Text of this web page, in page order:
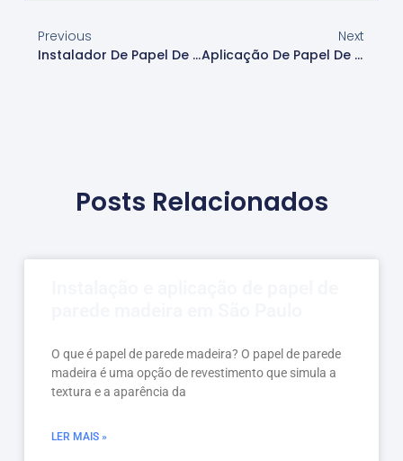
Previous
Instalador De Papel De Parede Tijolinho Em Empreendimentos De Santana De Parnaíba
Next
Aplicação De Papel De Parede Tijolinho Decorativo Em Santana De Parnaíba
Posts Relacionados
O que é papel de parede madeira? O papel de parede
madeira é uma opção de revestimento que simula a
textura e a aparência da
LER MAIS »